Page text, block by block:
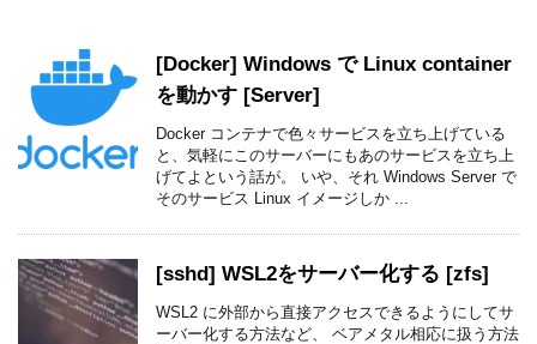
[Docker] Windows で Linux container
を動かす [Server]
Docker コンテナで色々サービスを立ち上げている
と、気軽にこのサーバーにもあのサービスを立ち上
げてよという話が。 いや、それ Windows Server で
そのサービス Linux イメージしか ...
[sshd] WSL2をサーバー化する [zfs]
WSL2 に外部から直接アクセスできるようにしてサ
ーバー化する方法など、 ベアメタル相応に扱う方法